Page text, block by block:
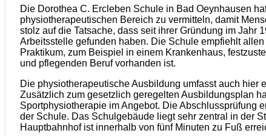
Die Dorothea C. Ercleben Schule in Bad Oeynhausen
physiotherapeutischen Bereich zu vermitteln, damit
stolz auf die Tatsache, dass seit ihrer Gründung im Jahr
Arbeitsstelle gefunden haben. Die Schule empfiehlt
Praktikum, zum Beispiel in einem Krankenhaus,
und pflegenden Beruf vorhanden ist.
Die physiotherapeutische Ausbildung umfasst auch hier
Zusätzlich zum gesetzlich geregelten Ausbildungsplan
Sportphysiotherapie im Angebot. Die Abschlussprüfung
der Schule. Das Schulgebäude liegt sehr zentral in der
Hauptbahnhof ist innerhalb von fünf Minuten zu Fuß